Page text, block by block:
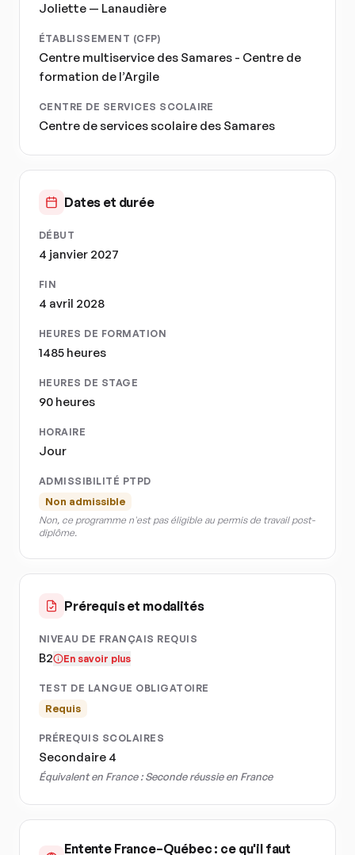
Joliette — Lanaudière
ÉTABLISSEMENT (CFP)
Centre multiservice des Samares - Centre de
formation de l’Argile
CENTRE DE SERVICES SCOLAIRE
Centre de services scolaire des Samares
Dates et durée
DÉBUT
4 janvier 2027
FIN
4 avril 2028
HEURES DE FORMATION
1485 heures
HEURES DE STAGE
90 heures
HORAIRE
Jour
ADMISSIBILITÉ PTPD
Non admissible
Non, ce programme n'est pas éligible au permis de travail post-
diplôme.
Prérequis et modalités
NIVEAU DE FRANÇAIS REQUIS
B2 En savoir plus
TEST DE LANGUE OBLIGATOIRE
Requis
PRÉREQUIS SCOLAIRES
Secondaire 4
Équivalent en France :Seconde réussie en France
Entente France–Québec : ce qu'il faut